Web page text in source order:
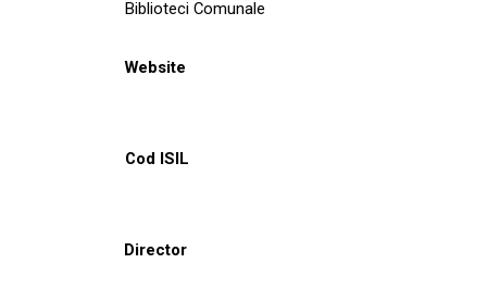
Biblioteci Comunale
Website
Cod ISIL
Director